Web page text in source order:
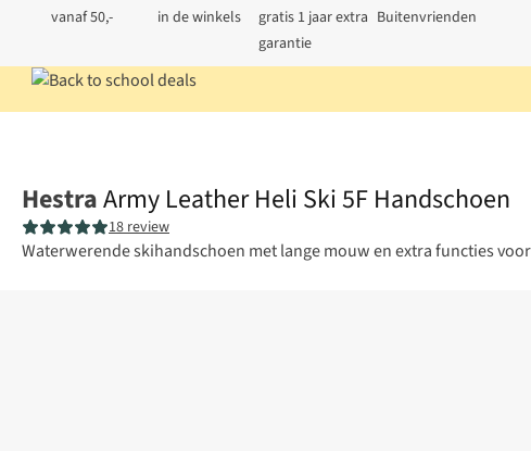
vanaf 50,-
in de winkels
gratis 1 jaar extra
garantie
Buitenvrienden
HestraArmy Leather Heli Ski 5F Handschoen
18 review
Waterwerende skihandschoen met lange mouw en extra functies